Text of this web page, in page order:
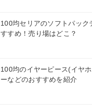
100均セリアのソフトパック
すすめ！売り場はどこ？
100均のイヤーピース(イヤ
ーなどのおすすめを紹介